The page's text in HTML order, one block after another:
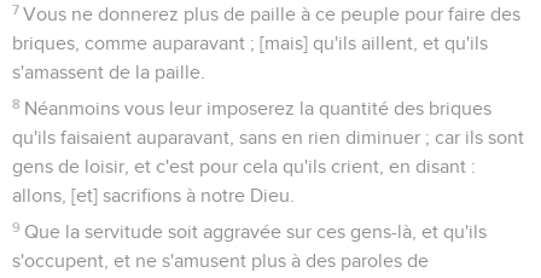
7 Vous ne donnerez plus de paille à ce peuple pour faire des
briques, comme auparavant ; [mais] qu'ils aillent, et qu'ils
s'amassent de la paille.
8 Néanmoins vous leur imposerez la quantité des briques
qu'ils faisaient auparavant, sans en rien diminuer ; car ils sont
gens de loisir, et c'est pour cela qu'ils crient, en disant :
allons, [et] sacrifions à notre Dieu.
9 Que la servitude soit aggravée sur ces gens-là, et qu'ils
s'occupent, et ne s'amusent plus à des paroles de